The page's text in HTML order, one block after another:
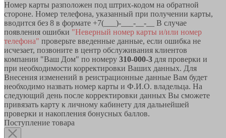
Номер карты разположен под штрих-кодом на обратной
стороне. Номер телефона, указанный при получении карты,
вводится без 8 в формате +7(___)-___-__-__ В случае
появления ошибки "Неверный номер карты и/или номер
телефона" проверьте введенные данные, если ошибка не
исчезает, позвоните в центр обслуживания клиентов
компании "Ваш Дом" по номеру 310-000-3 для проверки и
при необходимости корректировки Ваших данных. Для
Внесения изменений в реистрационные данные Вам будет
необходимо назвать номер карты и Ф.И.О. владельца. На
следующий день после корректировки данных Вы сможете
привязать карту к личному кабинету для дальнейшей
проверки и накопления бонусных баллов.
Поступление товара